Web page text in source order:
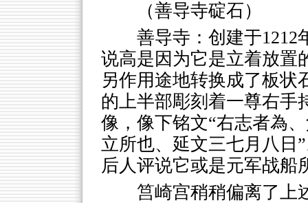
（善导寺碇石）
善导寺：创建于1212
说高是因为它是立着放置
另作用途地转换成了板
的上半部彫刻着一尊右手
像，像下铭文“右志者為
立所也、延文三七月八日
后人评说它或是元军战船
筥崎宫稍稍偏离了上